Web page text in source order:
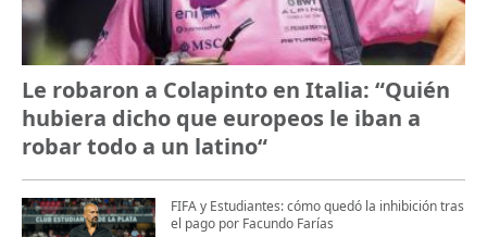
Le robaron a Colapinto en Italia: “Quién
hubiera dicho que europeos le iban a
robar todo a un latino“
FIFA y Estudiantes: cómo quedó la inhibición tras
el pago por Facundo Farías